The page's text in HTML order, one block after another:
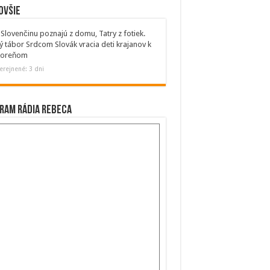
Slovenčinu poznajú z domu, Tatry z fotiek.
tábor Srdcom Slovák vracia deti krajanov k
3 dni
Rádia Rebeca